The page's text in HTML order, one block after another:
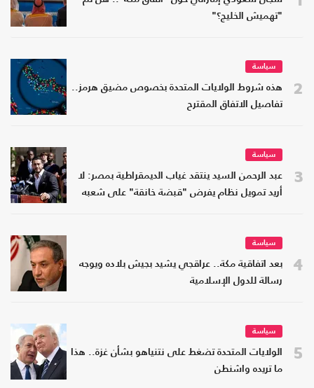
"تهميش الخليج؟"
2
سياسة
هذه شروط الولايات المتحدة بخصوص مضيق هرمز..
تفاصيل الاتفاق المقترح
3
سياسة
عبد الرحمن السيد ينتقد غياب الديمقراطية بمصر: لا
أريد تمويل نظام يفرض "قبضة خانقة" على شعبه
4
سياسة
بعد اتفاقية مكة.. عراقجي يشيد بجيش بلاده ويوجه
رسالة للدول الإسلامية
5
سياسة
الولايات المتحدة تضغط على نتنياهو بشأن غزة.. هذا
ما تريده واشنطن